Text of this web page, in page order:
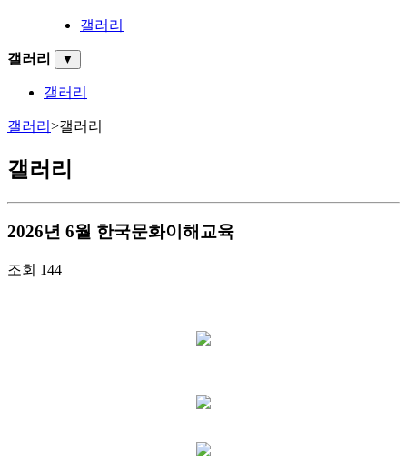
갤러리
갤러리 ▼
갤러리
갤러리 >갤러리
갤러리
2026년 6월 한국문화이해교육
조회 144